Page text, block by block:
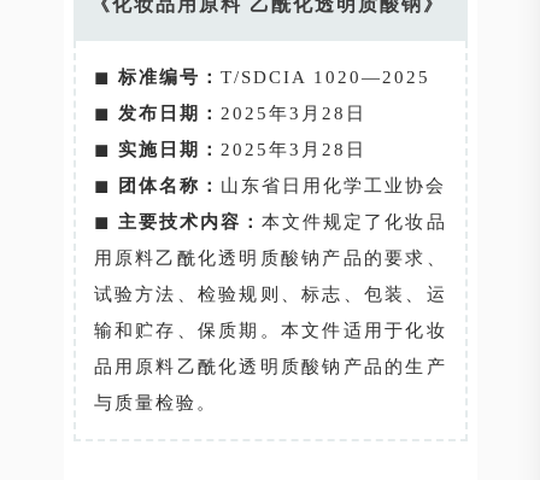
◼ 标准编号： T/SDCIA 1020—2025
◼ 发布日期： 2025年3月28日
◼ 实施日期： 2025年3月28日
◼
团体名称： 山东省日用化学工业协会
◼ 主要技术内容： 本文件规定了化妆品
用原料乙酰化透明质酸钠产品的要求、
试验方法、检验规则、标志、包装、运
输和贮存、保质期。本文件适用于化妆
品用原料乙酰化透明质酸钠产品的生产
与质量检验。